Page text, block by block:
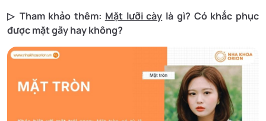
▷ Tham khảo thêm: Mặt lưỡi cày là gì? Có khắc phục
được mặt gãy hay không?